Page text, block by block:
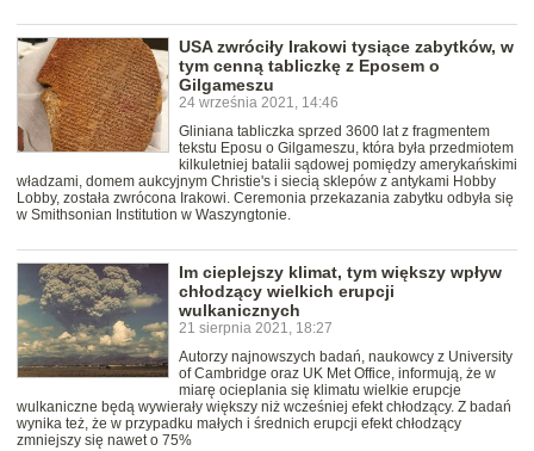
USA zwróciły Irakowi tysiące zabytków, w
tym cenną tabliczkę z Eposem o
Gilgameszu
24 września 2021, 14:46
Gliniana tabliczka sprzed 3600 lat z fragmentem
tekstu Eposu o Gilgameszu, która była przedmiotem
kilkuletniej batalii sądowej pomiędzy amerykańskimi
władzami, domem aukcyjnym Christie's i siecią sklepów z antykami Hobby
Lobby, została zwrócona Irakowi. Ceremonia przekazania zabytku odbyła się
w Smithsonian Institution w Waszyngtonie.
Im cieplejszy klimat, tym większy wpływ
chłodzący wielkich erupcji
wulkanicznych
21 sierpnia 2021, 18:27
Autorzy najnowszych badań, naukowcy z University
of Cambridge oraz UK Met Office, informują, że w
miarę ocieplania się klimatu wielkie erupcje
wulkaniczne będą wywierały większy niż wcześniej efekt chłodzący. Z badań
wynika też, że w przypadku małych i średnich erupcji efekt chłodzący
zmniejszy się nawet o 75%